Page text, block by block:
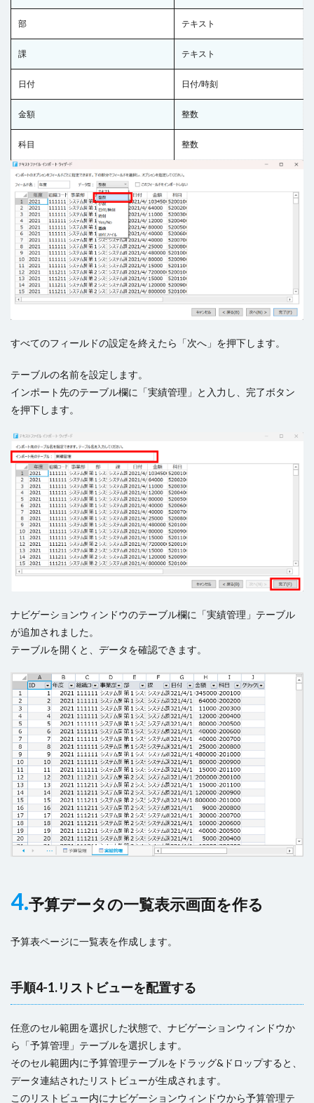
部 テキスト
課 テキスト
日付 日付/時刻
金額 整数
科目 整数
すべてのフィールドの設定を終えたら「次へ」を押下します。
テーブルの名前を設定します。
インポート先のテーブル欄に「実績管理」と入力し、完了ボタン
を押下します。
ナビゲーションウィンドウのテーブル欄に「実績管理」テーブル
が追加されました。
テーブルを開くと、データを確認できます。
4.予算データの一覧表示画面を作る
予算表ページに一覧表を作成します。
手順4-1.リストビューを配置する
任意のセル範囲を選択した状態で、ナビゲーションウィンドウか
ら「予算管理」テーブルを選択します。
そのセル範囲内に予算管理テーブルをドラッグ&ドロップすると、
データ連結されたリストビューが生成されます。
このリストビュー内にナビゲーションウィンドウから予算管理テ